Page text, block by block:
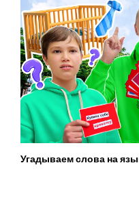
Угадываем слова на